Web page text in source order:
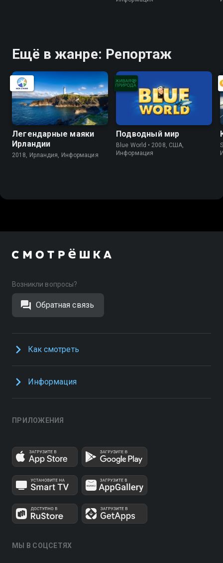
Ещё в жанре: Репортаж
Легендарные маяки
Ирландии
2018, Ирландия, Информация
Подводный мир
Blue World • 2008, США,
Информация
Возникли вопросы?
Обратная связь
Как смотреть
Информация
ПРИЛОЖЕНИЯ
МЫ В СОЦСЕТЯХ